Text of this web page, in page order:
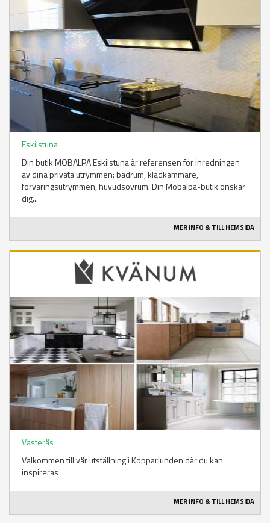
Eskilstuna
Din butik MOBALPA Eskilstuna är referensen för inredningen
av dina privata utrymmen: badrum, klädkammare,
förvaringsutrymmen, huvudsovrum. Din Mobalpa-butik önskar
dig...
MER INFO & TILL HEMSIDA
Västerås
Välkommen till vår utställning i Kopparlunden där du kan
inspireras
MER INFO & TILL HEMSIDA